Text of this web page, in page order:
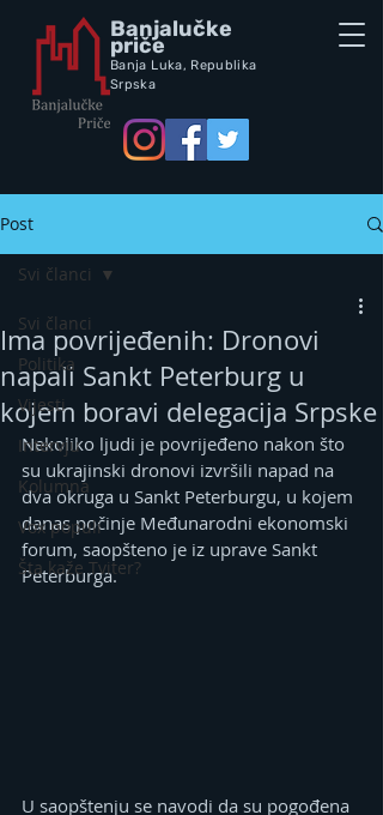
Banjalučke
priče
Banja Luka, Republika
Srpska
Post
Svi članci
Politika
Vijesti
Intervju
Kolumna
Vox populi
Šta kaže Tviter?
Svi članci
Ima povrijeđenih: Dronovi
napali Sankt Peterburg u
kojem boravi delegacija Srpske
Nekoliko ljudi je povrijeđeno nakon što
su ukrajinski dronovi izvršili napad na
dva okruga u Sankt Peterburgu, u kojem
danas počinje Međunarodni ekonomski
forum, saopšteno je iz uprave Sankt
Peterburga.
U saopštenju se navodi da su pogođena